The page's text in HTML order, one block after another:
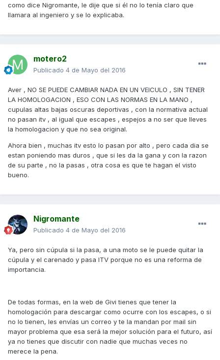
como dice Nigromante, le dije que si él no lo tenía claro que
llamara al ingeniero y se lo explicaba.
motero2
Publicado 4 de Mayo del 2016
Aver , NO SE PUEDE CAMBIAR NADA EN UN VEICULO , SIN TENER
LA HOMOLOGACION , ESO CON LAS NORMAS EN LA MANO ,
cupulas altas bajas oscuras deportivas , con la normativa actual
no pasan itv , al igual que escapes , espejos a no ser que lleves
la homologacion y que no sea original.
Ahora bien , muchas itv esto lo pasan por alto , pero cada dia se
estan poniendo mas duros , que si les da la gana y con la razon
de su parte , no la pasas , otra cosa es que te hagan el visto
bueno.
Nigromante
Publicado 4 de Mayo del 2016
Ya, pero sin cúpula si la pasa, a una moto se le puede quitar la
cúpula y el carenado y pasa ITV porque no es una reforma de
importancia.
De todas formas, en la web de Givi tienes que tener la
homologación para descargar como ocurre con los escapes, o si
no lo tienen, les envías un correo y te la mandan por mail sin
mayor problema que esa será la mejor solución para el futuro, así
ya no tienes que discutir con nadie que muchas veces no
merece la pena.